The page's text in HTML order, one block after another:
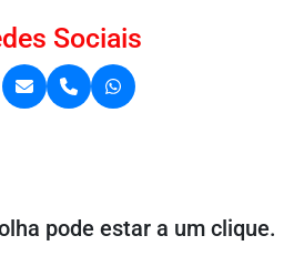
Sociais
pode estar a um clique.